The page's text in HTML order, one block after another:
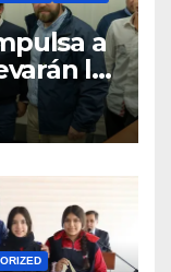
a
la